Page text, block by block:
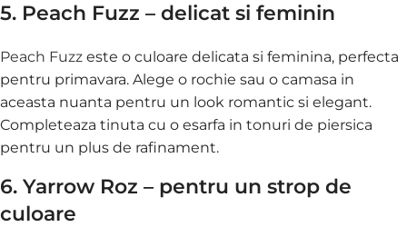
5. Peach Fuzz – delicat si feminin
Peach Fuzz este o culoare delicata si feminina, perfecta
pentru primavara. Alege o rochie sau o camasa in
aceasta nuanta pentru un look romantic si elegant.
Completeaza tinuta cu o esarfa in tonuri de piersica
pentru un plus de rafinament.
6. Yarrow Roz – pentru un strop de
culoare